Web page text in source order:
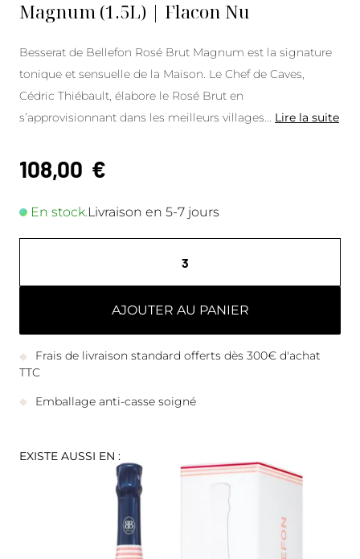
Magnum (1.5L) | Flacon Nu
Besserat de Bellefon Rosé Brut Magnum est la signature
tonique et sensuelle de la Maison. Le Chef de Caves,
Cédric Thiébault, élabore le Rosé Brut en
s’approvisionnant dans les meilleurs villages
Lire la suite
108,00 €
En stock.Livraison en 5-7 jours
AJOUTER AU PANIER
Frais de livraison standard offerts dès 300€ d'achat
TTC
Emballage anti-casse soigné
EXISTE AUSSI EN :